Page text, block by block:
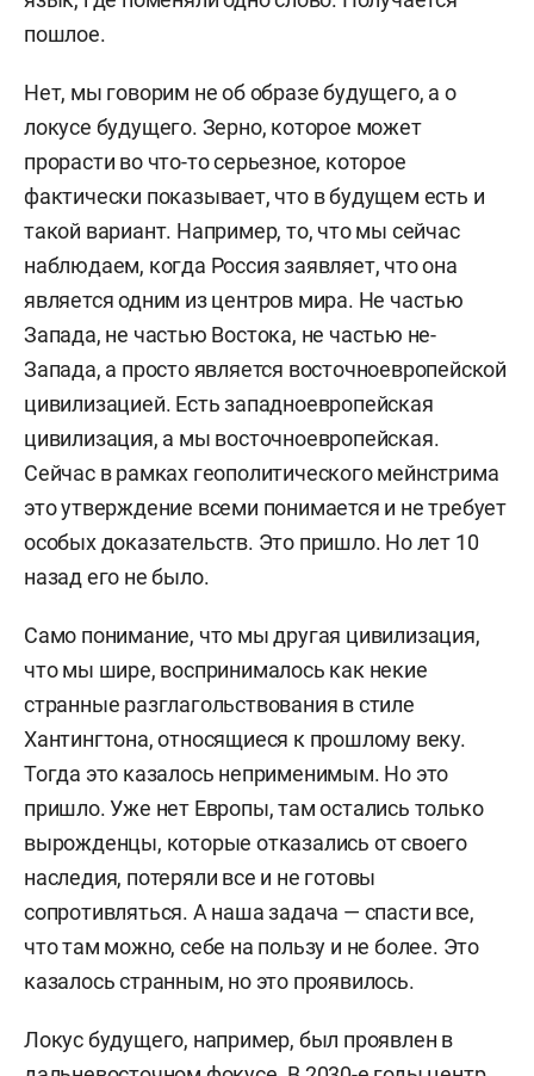
пошлое.
Нет, мы говорим не об образе будущего, а о
локусе будущего. Зерно, которое может
прорасти во что-то серьезное, которое
фактически показывает, что в будущем есть и
такой вариант. Например, то, что мы сейчас
наблюдаем, когда Россия заявляет, что она
является одним из центров мира. Не частью
Запада, не частью Востока, не частью не-
Запада, а просто является восточноевропейской
цивилизацией. Есть западноевропейская
цивилизация, а мы восточноевропейская.
Сейчас в рамках геополитического мейнстрима
это утверждение всеми понимается и не требует
особых доказательств. Это пришло. Но лет 10
назад его не было.
Само понимание, что мы другая цивилизация,
что мы шире, воспринималось как некие
странные разглагольствования в стиле
Хантингтона, относящиеся к прошлому веку.
Тогда это казалось неприменимым. Но это
пришло. Уже нет Европы, там остались только
вырожденцы, которые отказались от своего
наследия, потеряли все и не готовы
сопротивляться. А наша задача — спасти все,
что там можно, себе на пользу и не более. Это
казалось странным, но это проявилось.
Локус будущего, например, был проявлен в